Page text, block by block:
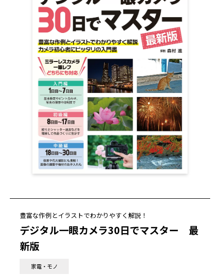
豊富な作例とイラストでわかりやすく解説！
デジタル一眼カメラ30日でマスター 最
新版
家電・モノ